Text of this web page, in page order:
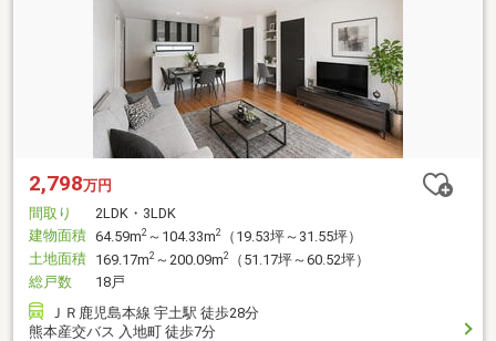
2,798万円
間取り
2LDK・3LDK
建物面積 64.59m2 ～104.33m2
（19.53坪～31.55坪）
土地面積 169.17m2 ～200.09m2
（51.17坪～60.52坪）
総戸数
18戸
ＪＲ鹿児島本線 宇土駅 徒歩28分
熊本産交バス 入地町 徒歩7分